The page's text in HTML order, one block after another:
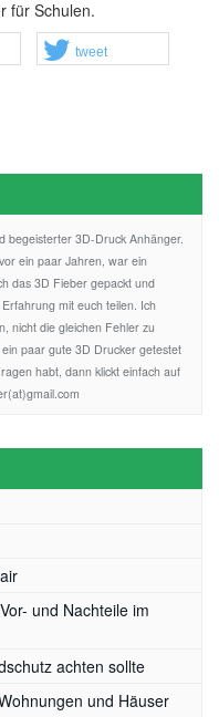
für Schulen.
tweet
begeisterter 3D-Druck Anhänger.
ein paar Jahren, war ein
das 3D Fieber gepackt und
mit euch teilen. Ich
nicht die gleichen Fehler zu
paar gute 3D Drucker getestet
habt, dann klickt einfach auf
und Nachteile im
achten sollte
und Häuser